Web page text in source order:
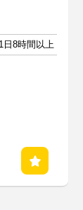
日8時間以上